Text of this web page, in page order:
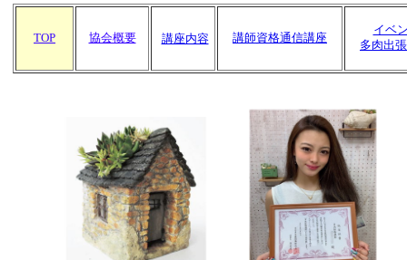
TOP 協会概要 講座内容 講師資格通信講座
イベ
多肉出